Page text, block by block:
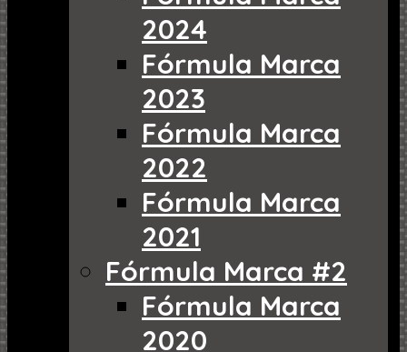
2024
Fórmula Marca
2023
Fórmula Marca
2022
Fórmula Marca
2021
Fórmula Marca #2
Fórmula Marca
2020